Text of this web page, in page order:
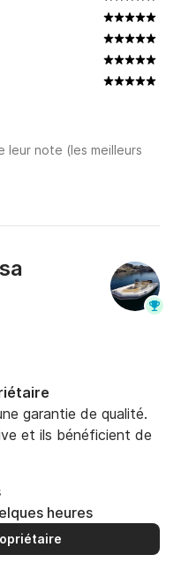
leur note (les meilleurs
garantie de qualité.
et ils bénéficient de
heures